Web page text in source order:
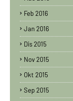
Feb 2016
Jan 2016
Dis 2015
Nov 2015
Okt 2015
Sep 2015